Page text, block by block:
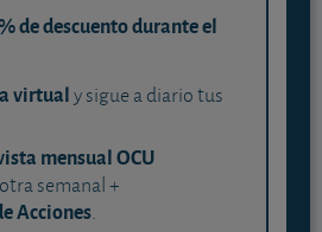
de descuento durante el
virtualy sigue a diario tus
mensual OCU
semanal +
Acciones.